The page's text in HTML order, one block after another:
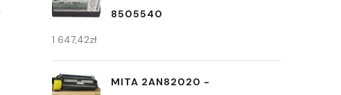
8505540
1 647,42zł
MITA 2AN82020 -